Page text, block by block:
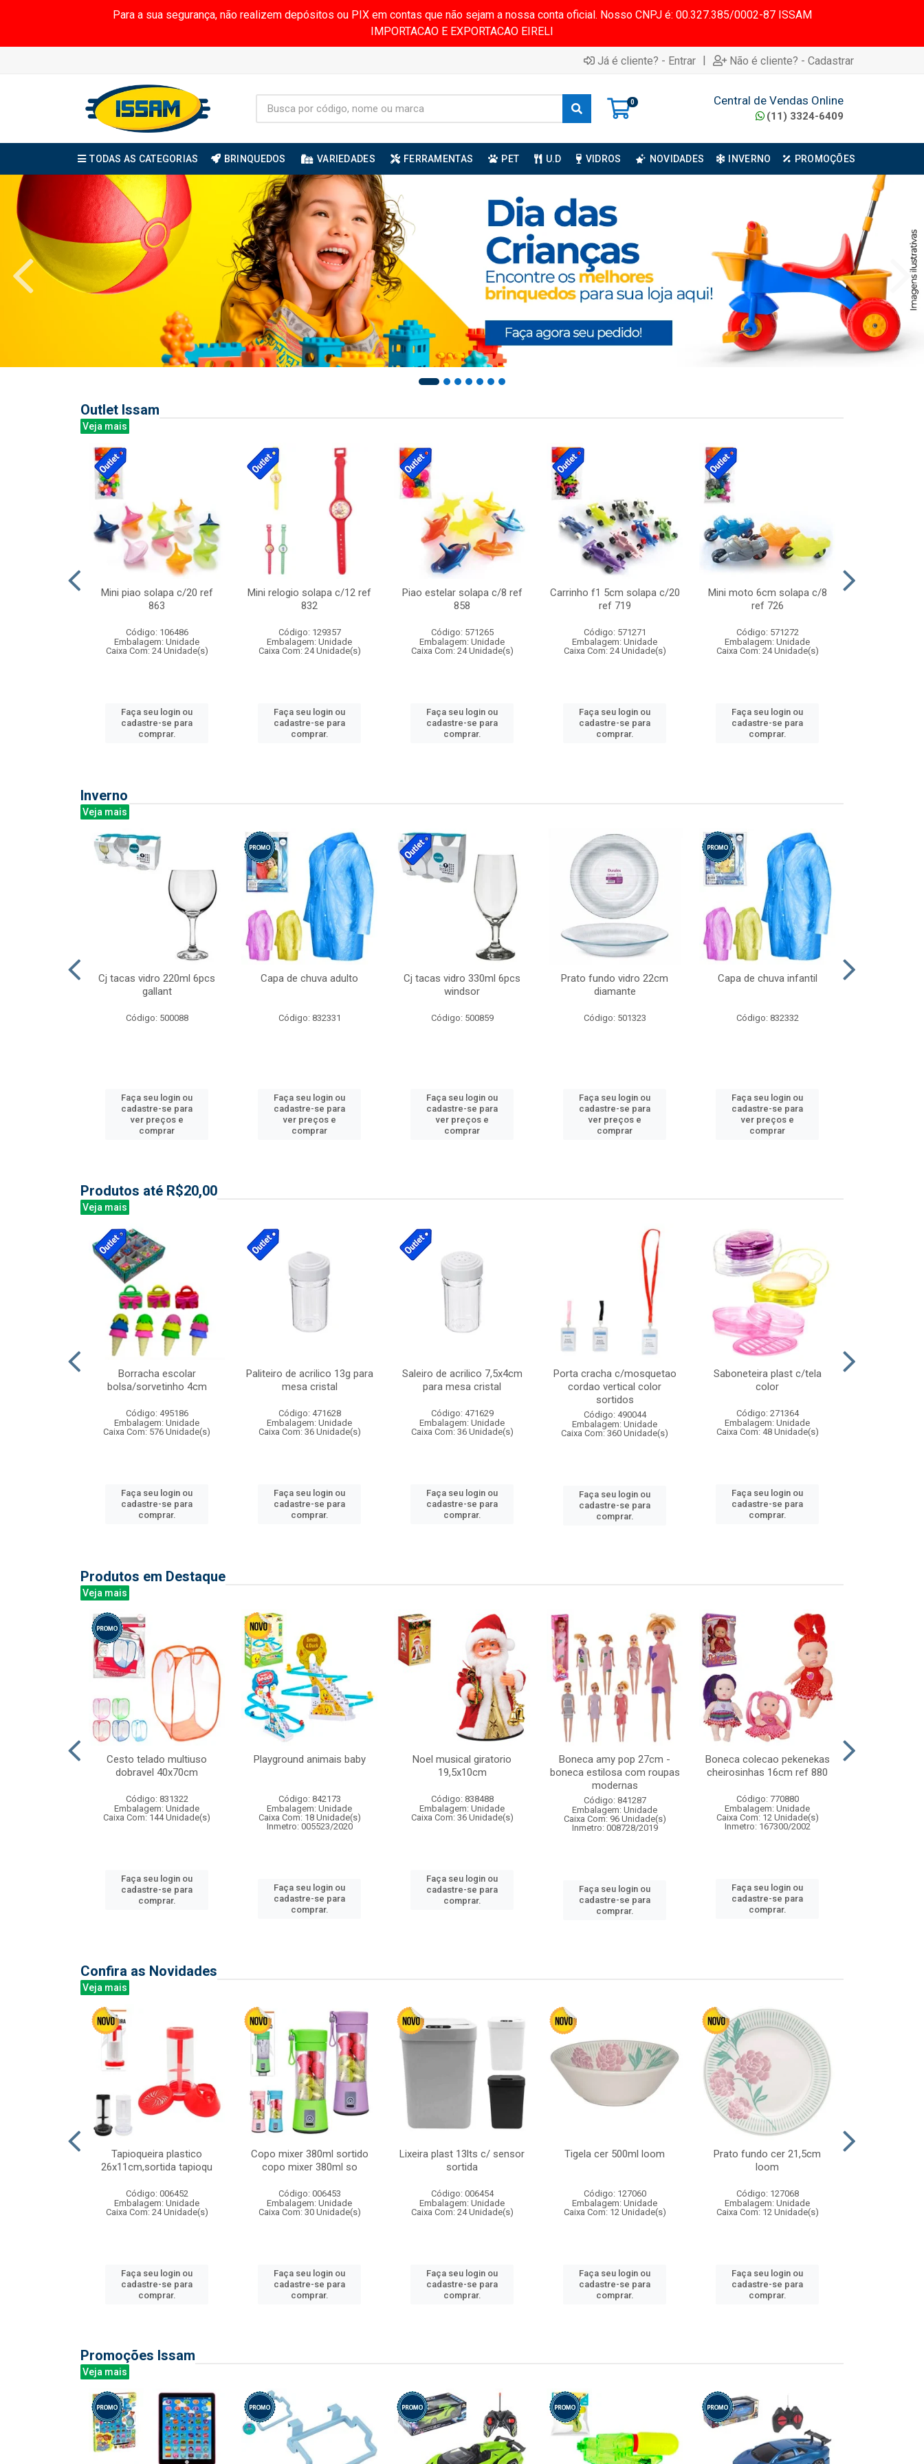
Para a sua segurança, não realizem depósitos ou PIX em contas que não sejam a nossa conta oficial. Nosso CNPJ é: 00.327.385/0002-87 ISSAM
IMPORTACAO E EXPORTACAO EIRELI
Já é cliente? - Entrar | Não é cliente? - Cadastrar
0 Central de Vendas Online
(11) 3324-6409
TODAS AS CATEGORIAS BRINQUEDOS VARIEDADES FERRAMENTAS PET U.D VIDROS NOVIDADES INVERNO PROMOÇÕES
Outlet Issam
Veja mais
Mini piao solapa c/20 ref
863
Código: 106486
Embalagem: Unidade
Caixa Com: 24 Unidade(s)
Faça seu login ou
cadastre-se para
comprar.
Mini relogio solapa c/12 ref
832
Código: 129357
Embalagem: Unidade
Caixa Com: 24 Unidade(s)
Faça seu login ou
cadastre-se para
comprar.
Piao estelar solapa c/8 ref
858
Código: 571265
Embalagem: Unidade
Caixa Com: 24 Unidade(s)
Faça seu login ou
cadastre-se para
comprar.
Carrinho f1 5cm solapa c/20
ref 719
Código: 571271
Embalagem: Unidade
Caixa Com: 24 Unidade(s)
Faça seu login ou
cadastre-se para
comprar.
Mini moto 6cm solapa c/8
ref 726
Código: 571272
Embalagem: Unidade
Caixa Com: 24 Unidade(s)
Faça seu login ou
cadastre-se para
comprar.
Inverno
Veja mais
Cj tacas vidro 220ml 6pcs
gallant
Código: 500088
Faça seu login ou
cadastre-se para
ver preços e
comprar
Capa de chuva adulto
Código: 832331
Faça seu login ou
cadastre-se para
ver preços e
comprar
Cj tacas vidro 330ml 6pcs
windsor
Código: 500859
Faça seu login ou
cadastre-se para
ver preços e
comprar
Prato fundo vidro 22cm
diamante
Código: 501323
Faça seu login ou
cadastre-se para
ver preços e
comprar
Capa de chuva infantil
Código: 832332
Faça seu login ou
cadastre-se para
ver preços e
comprar
Produtos até R$20,00
Veja mais
Borracha escolar
bolsa/sorvetinho 4cm
Código: 495186
Embalagem: Unidade
Caixa Com: 576 Unidade(s)
Faça seu login ou
cadastre-se para
comprar.
Paliteiro de acrilico 13g para
mesa cristal
Código: 471628
Embalagem: Unidade
Caixa Com: 36 Unidade(s)
Faça seu login ou
cadastre-se para
comprar.
Saleiro de acrilico 7,5x4cm
para mesa cristal
Código: 471629
Embalagem: Unidade
Caixa Com: 36 Unidade(s)
Faça seu login ou
cadastre-se para
comprar.
Porta cracha c/mosquetao
cordao vertical color
sortidos
Código: 490044
Embalagem: Unidade
Caixa Com: 360 Unidade(s)
Faça seu login ou
cadastre-se para
comprar.
Saboneteira plast c/tela
color
Código: 271364
Embalagem: Unidade
Caixa Com: 48 Unidade(s)
Faça seu login ou
cadastre-se para
comprar.
Produtos em Destaque
Veja mais
Cesto telado multiuso
dobravel 40x70cm
Código: 831322
Embalagem: Unidade
Caixa Com: 144 Unidade(s)
Faça seu login ou
cadastre-se para
comprar.
Playground animais baby
Código: 842173
Embalagem: Unidade
Caixa Com: 18 Unidade(s)
Inmetro: 005523/2020
Faça seu login ou
cadastre-se para
comprar.
Noel musical giratorio
19,5x10cm
Código: 838488
Embalagem: Unidade
Caixa Com: 36 Unidade(s)
Faça seu login ou
cadastre-se para
comprar.
Boneca amy pop 27cm -
boneca estilosa com roupas
modernas
Código: 841287
Embalagem: Unidade
Caixa Com: 96 Unidade(s)
Inmetro: 008728/2019
Faça seu login ou
cadastre-se para
comprar.
Boneca colecao pekenekas
cheirosinhas 16cm ref 880
Código: 770880
Embalagem: Unidade
Caixa Com: 12 Unidade(s)
Inmetro: 167300/2002
Faça seu login ou
cadastre-se para
comprar.
Confira as Novidades
Veja mais
Tapioqueira plastico
26x11cm,sortida tapioqu
Código: 006452
Embalagem: Unidade
Caixa Com: 24 Unidade(s)
Faça seu login ou
cadastre-se para
comprar.
Copo mixer 380ml sortido
copo mixer 380ml so
Código: 006453
Embalagem: Unidade
Caixa Com: 30 Unidade(s)
Faça seu login ou
cadastre-se para
comprar.
Lixeira plast 13lts c/ sensor
sortida
Código: 006454
Embalagem: Unidade
Caixa Com: 24 Unidade(s)
Faça seu login ou
cadastre-se para
comprar.
Tigela cer 500ml loom
Código: 127060
Embalagem: Unidade
Caixa Com: 12 Unidade(s)
Faça seu login ou
cadastre-se para
comprar.
Prato fundo cer 21,5cm
loom
Código: 127068
Embalagem: Unidade
Caixa Com: 12 Unidade(s)
Faça seu login ou
cadastre-se para
comprar.
Promoções Issam
Veja mais